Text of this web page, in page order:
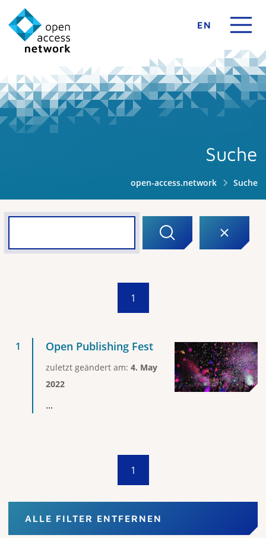
EN
Suche
open-access.network Suche
1
Open Publishing Fest
zuletzt geändert am: 4. May
2022
...
1
ALLE FILTER ENTFERNEN